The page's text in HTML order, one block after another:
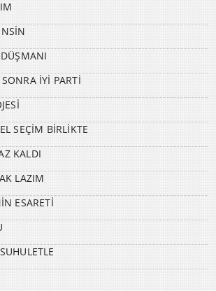
İYİ PARTİ
SEÇİM BİRLİKTE
KALDI
LAZIM
ESARETİ